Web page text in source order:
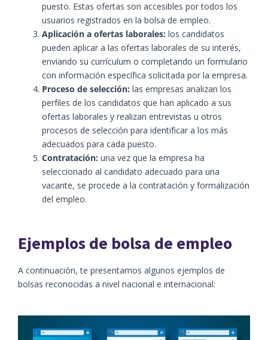
puesto. Estas ofertas son accesibles por todos los
usuarios registrados en la bolsa de empleo.
Aplicación a ofertas laborales: los candidatos
pueden aplicar a las ofertas laborales de su interés,
enviando su currículum o completando un formulario
con información específica solicitada por la empresa.
Proceso de selección: las empresas analizan los
perfiles de los candidatos que han aplicado a sus
ofertas laborales y realizan entrevistas u otros
procesos de selección para identificar a los más
adecuados para cada puesto.
Contratación: una vez que la empresa ha
seleccionado al candidato adecuado para una
vacante, se procede a la contratación y formalización
del empleo.
Ejemplos de bolsa de empleo
A continuación, te presentamos algunos ejemplos de
bolsas reconocidas a nivel nacional e internacional: